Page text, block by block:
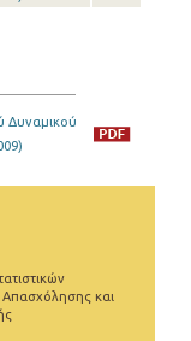
Δυναμικού
και